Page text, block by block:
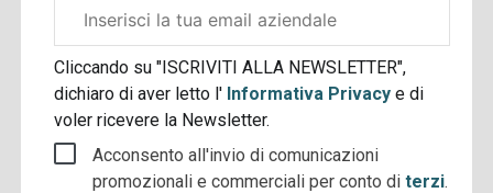
aziendale
Cliccando su "ISCRIVITI ALLA NEWSLETTER",
dichiaro di aver letto l' Informativa Privacye di
voler ricevere la Newsletter.
Acconsento all'invio di comunicazioni
promozionali e commerciali per conto diterzi.